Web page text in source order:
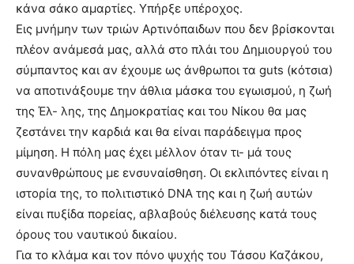
κάνα σάκο αμαρτίες. Υπήρξε υπέροχος.
Εις μνήμην των τριών Αρτινόπαιδων που δεν βρίσκονται
πλέον ανάμεσά μας, αλλά στο πλάι του Δημιουργού του
σύμπαντος και αν έχουμε ως άνθρωποι τα guts (κότσια)
να αποτινάξουμε την άθλια μάσκα του εγωισμού, η ζωή
της Έλ- λης, της Δημοκρατίας και του Νίκου θα μας
ζεστάνει την καρδιά και θα είναι παράδειγμα προς
μίμηση. Η πόλη μας έχει μέλλον όταν τι- μά τους
συνανθρώπους με ενσυναίσθηση. Οι εκλιπόντες είναι η
ιστορία της, το πολιτιστικό DNA της και η ζωή αυτών
είναι πυξίδα πορείας, αβλαβούς διέλευσης κατά τους
όρους του ναυτικού δικαίου.
Για το κλάμα και τον πόνο ψυχής του Τάσου Καζάκου,